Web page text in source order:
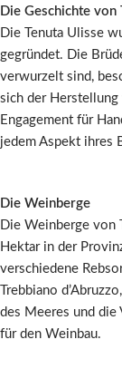
Die Geschichte von
Die Tenuta Ulisse
gegründet. Die
verwurzelt sind,
sich der
Engagement für
jedem Aspekt ihres
Die Weinberge
Die Weinberge von
Hektar in der
verschiedene
Trebbiano
des Meeres und die
für den Weinbau.